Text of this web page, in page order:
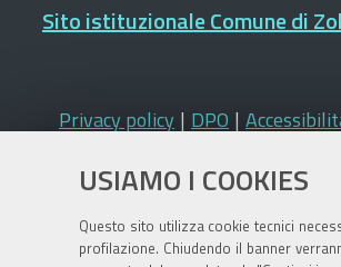
USIAMO I COOKIES
Questo sito utilizza cookie tecnici
profilazione. Chiudendo il banner
Sito istituzionale Comune di
Privacy policy | DPO |